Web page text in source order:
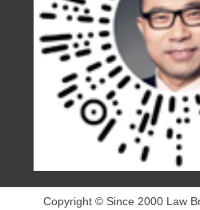
Copyright © Since 2000 Law